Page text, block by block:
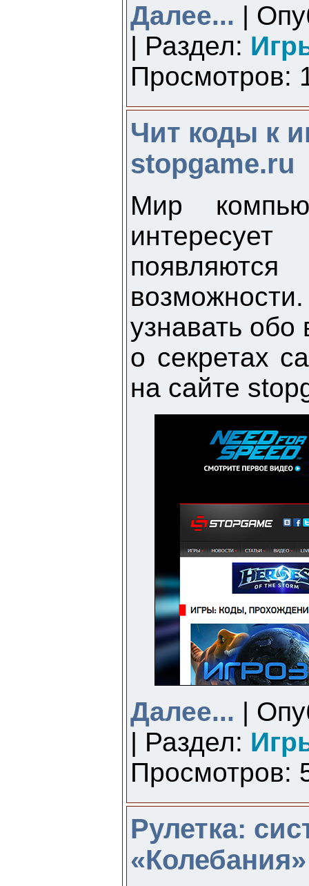
Далее... |
| Раздел:
Просмотров:
Чит коды к
stopgame.ru
Мир
узнавать обо
о секретах
на сайте
Далее... |
| Раздел:
Просмотров:
Рулетка:
«Колебания»